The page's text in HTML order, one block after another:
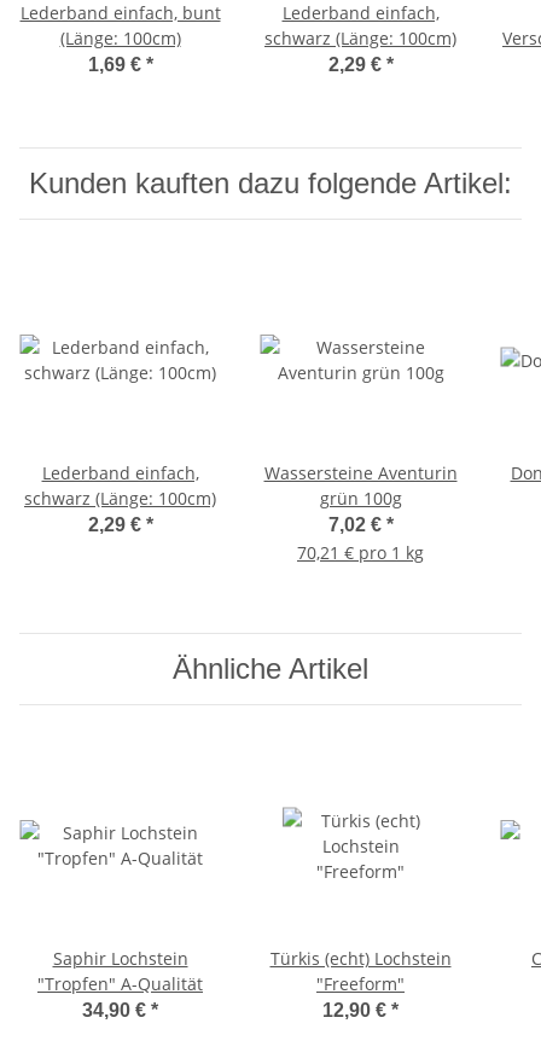
Lederband einfach, bunt
(Länge: 100cm)
1,69 € *
Lederband einfach,
schwarz (Länge: 100cm)
2,29 € *
Kunden kauften dazu folgende Artikel:
Lederband einfach,
schwarz (Länge: 100cm)
2,29 € *
Wassersteine Aventurin
grün 100g
7,02 € *
70,21 € pro 1 kg
Ähnliche Artikel
Saphir Lochstein
"Tropfen" A-Qualität
34,90 € *
Türkis (echt) Lochstein
"Freeform"
12,90 € *